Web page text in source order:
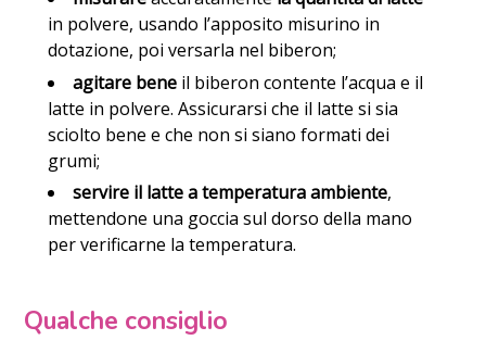
in polvere, usando l’apposito misurino in
dotazione, poi versarla nel biberon;
agitare beneil biberon contente l’acqua e il
latte in polvere. Assicurarsi che il latte si sia
sciolto bene e che non si siano formati dei
grumi;
servire il latte a temperatura ambiente,
mettendone una goccia sul dorso della mano
per verificarne la temperatura.
Qualche consiglio